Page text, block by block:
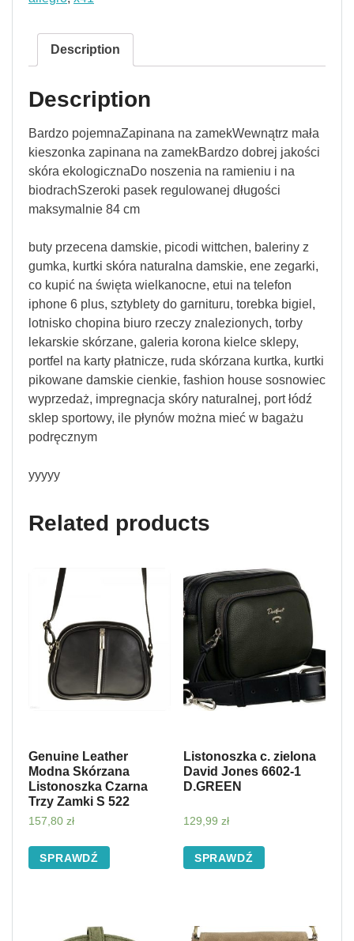
Description
Description
Bardzo pojemnaZapinana na zamekWewnątrz mała
kieszonka zapinana na zamekBardzo dobrej jakości
skóra ekologicznaDo noszenia na ramieniu i na
biodrachSzeroki pasek regulowanej długości
maksymalnie 84 cm
buty przecena damskie, picodi wittchen, baleriny z
gumka, kurtki skóra naturalna damskie, ene zegarki,
co kupić na święta wielkanocne, etui na telefon
iphone 6 plus, sztyblety do garnituru, torebka bigiel,
lotnisko chopina biuro rzeczy znalezionych, torby
lekarskie skórzane, galeria korona kielce sklepy,
portfel na karty płatnicze, ruda skórzana kurtka, kurtki
pikowane damskie cienkie, fashion house sosnowiec
wyprzedaż, impregnacja skóry naturalnej, port łódź
sklep sportowy, ile płynów można mieć w bagażu
podręcznym
yyyyy
Related products
Genuine Leather
Modna Skórzana
Listonoszka Czarna
Trzy Zamki S 522
157,80 zł
SPRAWDŹ
Listonoszka c. zielona
David Jones 6602-1
D.GREEN
129,99 zł
SPRAWDŹ